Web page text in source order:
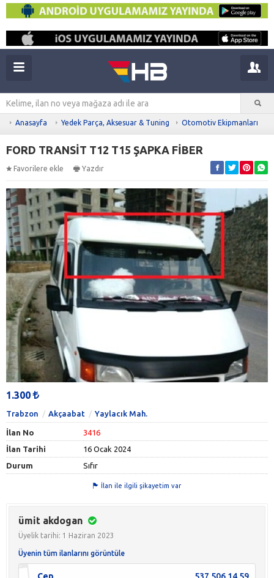
Anasayfa Yedek Parça, Aksesuar & Tuning Otomotiv Ekipmanları
FORD TRANSİT T12 T15 ŞAPKA FİBER
Favorilere ekle Yazdır
1.300
Trabzon Akçaabat Yaylacık Mah.
İlan No
3416
İlan Tarihi
16 Ocak 2024
Durum
Sıfır
İlan ile ilgili şikayetim var
ümit akdogan
Üyelik tarihi: 1 Haziran 2023
Üyenin tüm ilanlarını görüntüle